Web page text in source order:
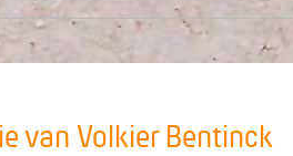
van Volkier Bentinck